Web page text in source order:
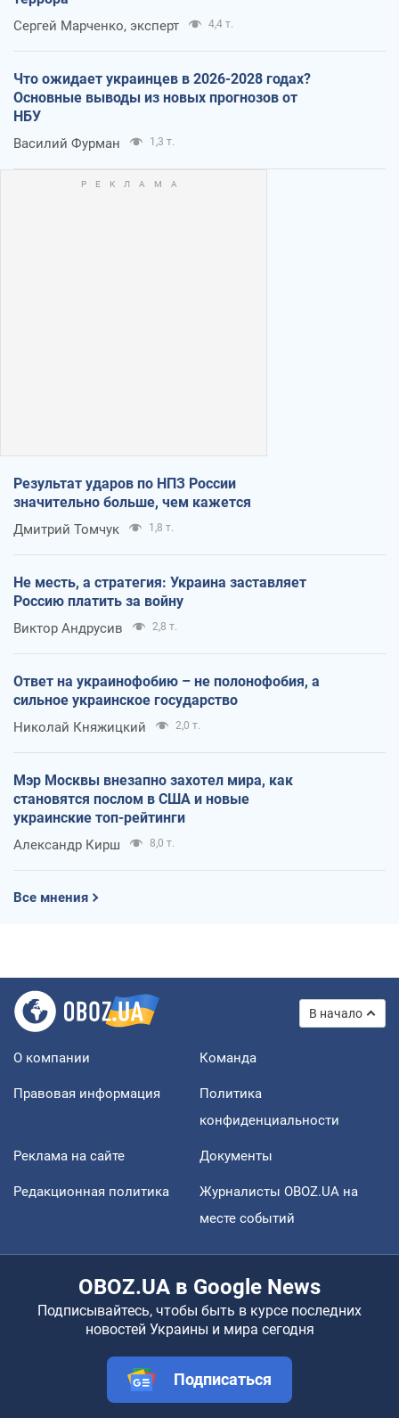
Сергей Марченко, эксперт 4,4 т.
Что ожидает украинцев в 2026-2028 годах?
Основные выводы из новых прогнозов от
НБУ
Василий Фурман 1,3 т.
Результат ударов по НПЗ России
значительно больше, чем кажется
Дмитрий Томчук 1,8 т.
Не месть, а стратегия: Украина заставляет
Россию платить за войну
Виктор Андрусив 2,8 т.
Ответ на украинофобию – не полонофобия, а
сильное украинское государство
Николай Княжицкий 2,0 т.
Мэр Москвы внезапно захотел мира, как
становятся послом в США и новые
украинские топ-рейтинги
Александр Кирш 8,0 т.
Все мнения
В начало
О компании Команда
Правовая информация
Политика
конфиденциальности
Реклама на сайте Документы
Редакционная политика
Журналисты OBOZ.UA на
месте событий
OBOZ.UA в Google News
Подписывайтесь, чтобы быть в курсе последних
новостей Украины и мира сегодня
Подписаться